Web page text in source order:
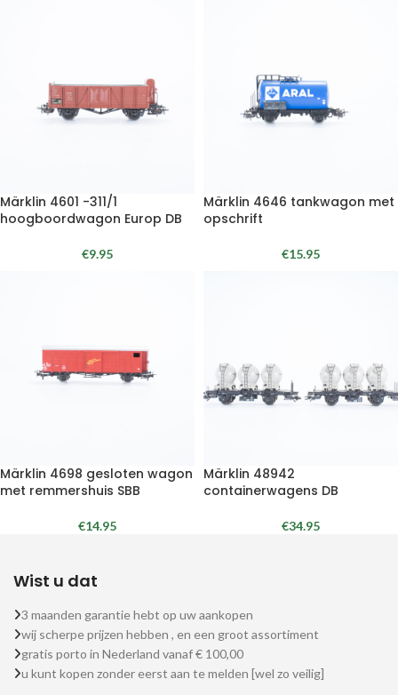
Märklin 4601 -311/1
hoogboordwagon Europ DB
€9.95
Märklin 4646 tankwagon met
opschrift
€15.95
Märklin 4698 gesloten wagon
met remmershuis SBB
€14.95
Märklin 48942
containerwagens DB
€34.95
Wist u dat
3 maanden garantie hebt op uw aankopen
wij scherpe prijzen hebben , en een groot assortiment
gratis porto in Nederland vanaf € 100,00
u kunt kopen zonder eerst aan te melden [wel zo veilig]